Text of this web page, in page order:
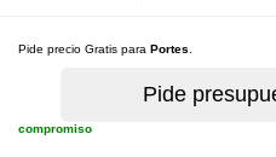
Pide precio Gratis para Portes
compromiso